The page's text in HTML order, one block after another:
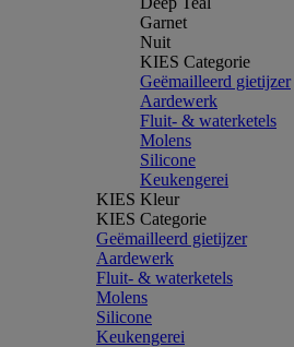
Garnet
Nuit
KIES Categorie
Geëmailleerd gietijzer
Aardewerk
Fluit- & waterketels
Molens
Silicone
Keukengerei
KIES Kleur
KIES Categorie
Geëmailleerd gietijzer
Aardewerk
Fluit- & waterketels
Molens
Silicone
Keukengerei